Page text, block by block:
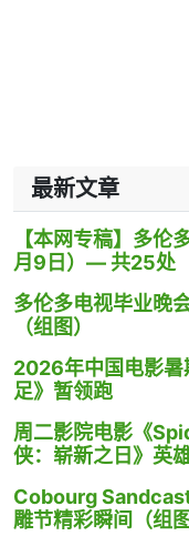
最新文章
【本网专稿】多
月9日）— 共25处
多伦多电视毕业晚
（组图）
2026年中国电影暑
足》暂领跑
周二影院电影《
侠：崭新之日》英
Cobourg
雕节精彩瞬间（组图